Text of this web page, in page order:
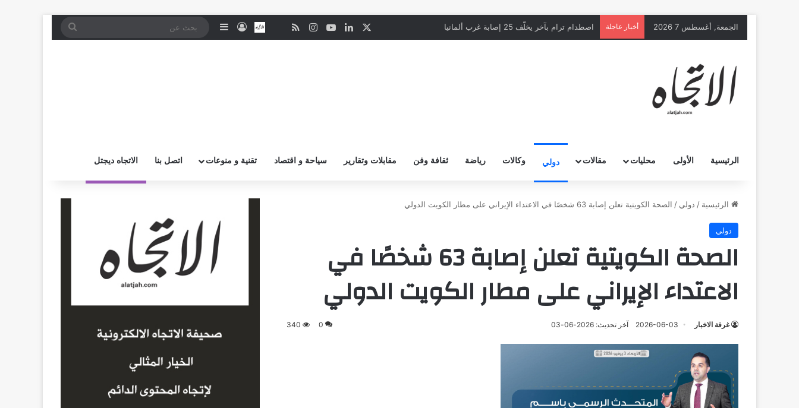
الجمعة, أغسطس 7 2026 أخبار عاجلة اصطدام ترام بآخر يخلّف 25 إصابة غرب ألمانيا لينكدإن‫YouTube
انستقرامملخص الموقع RSS
نبض اتصل بــنـا
تسجيل الدخول
إضافة عمود جانبي
بحث
الرئيسية الأولى محليات مقالات دولي وكالات رياضة ثقافة وفن مقابلات وتقارير سياحة و اقتصاد تقنية و منوعات اتصل بنا الاتجاه ديجتل
الرئيسية / دولي / الصحة الكويتية تعلن إصابة 63 شخصًا في الاعتداء الإيراني على مطار الكويت الدولي
دولي
الصحة الكويتية تعلن إصابة 63 شخصًا في
الاعتداء الإيراني على مطار الكويت الدولي
غرفة الاخبار 2026-06-03 آخر تحديث: 2026-06-03 0
340